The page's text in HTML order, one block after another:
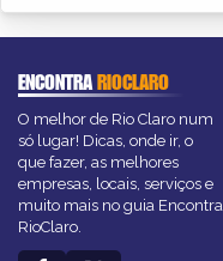
ENCONTRARIOCLARO
O melhor de Rio Claro num
só lugar! Dicas, onde ir, o
que fazer, as melhores
empresas, locais, serviços e
muito mais no guia Encontra
RioClaro.